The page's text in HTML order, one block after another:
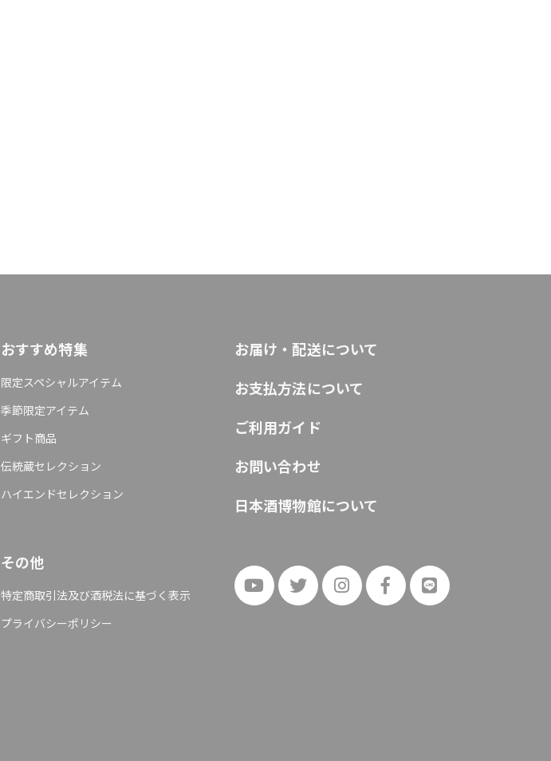
おすすめ特集
限定スペシャルアイテム
季節限定アイテム
ギフト商品
伝統蔵セレクション
ハイエンドセレクション
その他
特定商取引法及び酒税法に基づく表示
プライバシーポリシー
お届け・配送について
お支払方法について
ご利用ガイド
お問い合わせ
日本酒博物館について